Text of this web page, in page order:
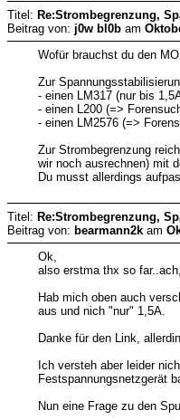
Titel: Re:Strombegrenzung,
Beitrag von: j0w bl0b am
Wofür brauchst du den
Zur
- einen LM317 (nur bis
- einen L200 (=>
- einen LM2576 (=>
Zur Strombegrenzung
wir noch ausrechnen) mit
Du musst allerdings
Titel: Re:Strombegrenzung,
Beitrag von: bearmann2k am
Ok,
also erstma thx so
Hab mich oben auch
aus und nich "nur" 1,5A.
Danke für den Link,
Ich versteh aber leider
Festspannungsnetzgerät
Nun eine Frage zu den